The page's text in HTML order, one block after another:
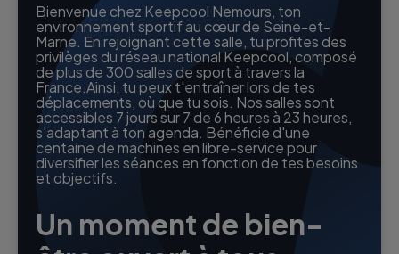
Bienvenue chez Keepcool Nemours, ton
environnement sportif au cœur de Seine-et-
Marne. En rejoignant cette salle, tu profites des
privilèges du réseau national Keepcool, composé
de plus de 300 salles de sport à travers la
France.Ainsi, tu peux t'entraîner lors de tes
déplacements, où que tu sois. Nos salles sont
accessibles 7 jours sur 7 de 6 heures à 23 heures,
s'adaptant à ton agenda. Bénéficie d'une
centaine de machines en libre-service pour
diversifier les séances en fonction de tes besoins
et objectifs.
Un moment de bien-